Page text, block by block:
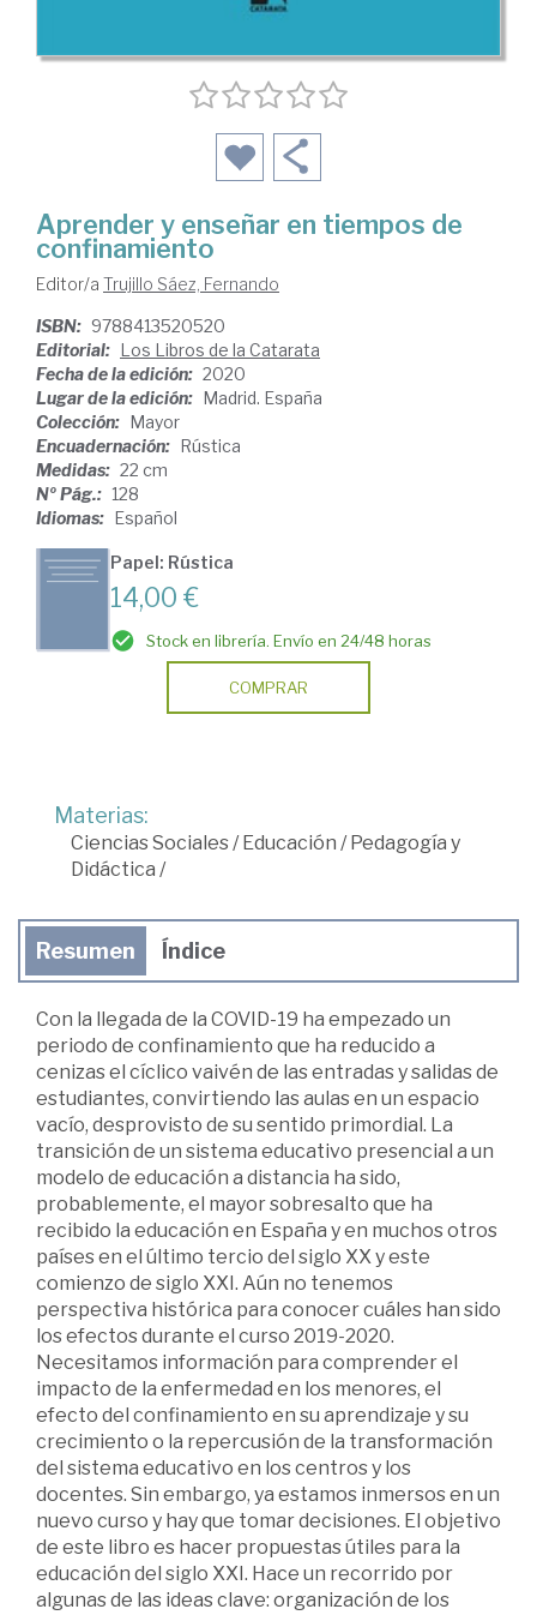
Aprender y enseñar en tiempos de
confinamiento
Editor/a Trujillo Sáez, Fernando
ISBN: 9788413520520
Editorial: Los Libros de la Catarata
Fecha de la edición: 2020
Lugar de la edición: Madrid. España
Colección: Mayor
Encuadernación: Rústica
Medidas: 22 cm
Nº Pág.: 128
Idiomas: Español
Papel: Rústica
14,00 €
Stock en librería. Envío en 24/48 horas
COMPRAR
Materias:
Ciencias Sociales/ Educación / Pedagogía y
Didáctica /
Resumen Índice
Con la llegada de la COVID-19 ha empezado un
periodo de confinamiento que ha reducido a
cenizas el cíclico vaivén de las entradas y salidas de
estudiantes, convirtiendo las aulas en un espacio
vacío, desprovisto de su sentido primordial. La
transición de un sistema educativo presencial a un
modelo de educación a distancia ha sido,
probablemente, el mayor sobresalto que ha
recibido la educación en España y en muchos otros
países en el último tercio del siglo XX y este
comienzo de siglo XXI. Aún no tenemos
perspectiva histórica para conocer cuáles han sido
los efectos durante el curso 2019-2020.
Necesitamos información para comprender el
impacto de la enfermedad en los menores, el
efecto del confinamiento en su aprendizaje y su
crecimiento o la repercusión de la transformación
del sistema educativo en los centros y los
docentes. Sin embargo, ya estamos inmersos en un
nuevo curso y hay que tomar decisiones. El objetivo
de este libro es hacer propuestas útiles para la
educación del siglo XXI. Hace un recorrido por
algunas de las ideas clave: organización de los